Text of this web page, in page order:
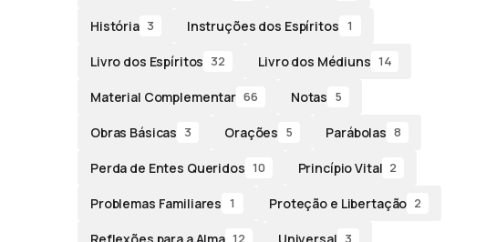
História 3 Instruções dos Espíritos 1
Livro dos Espíritos 32 Livro dos Médiuns 14
Material Complementar 66 Notas 5
Obras Básicas 3 Orações 5 Parábolas 8
Perda de Entes Queridos 10 Princípio Vital 2
Problemas Familiares 1 Proteção e Libertação 2
Reflexões para a Alma 12 Universal 3